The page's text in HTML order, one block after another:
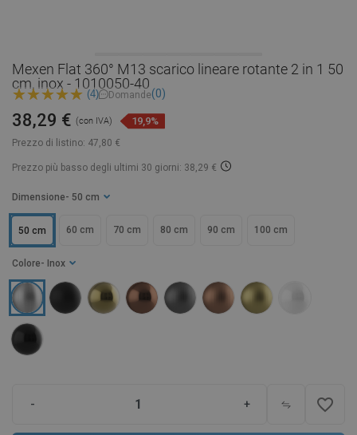
Mexen Flat 360° M13 scarico lineare rotante 2 in 1 50
cm, inox - 1010050-40
(4) Domande(0)
Prezzo di listino: 47,80 €
38,29 € (con IVA) 19,9%
Prezzo più basso degli ultimi 30 giorni: 38,29 €
Dimensione - 50 cm
50 cm 60 cm 70 cm 80 cm 90 cm 100 cm
Colore - Inox
- + favorite_border